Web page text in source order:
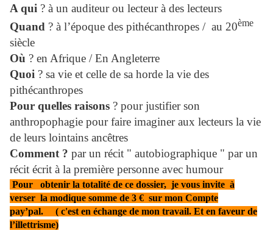
A qui ? à un auditeur ou lecteur à des lecteurs
Quand ? à l’époque des pithécanthropes / au 20ème
siècle
Où ? en Afrique / En Angleterre
Quoi ? sa vie et celle de sa horde la vie des
pithécanthropes
Pour quelles raisons ? pour justifier son
anthropophagie pour faire imaginer aux lecteurs la vie
de leurs lointains ancêtres
Comment ? par un récit " autobiographique " par un
récit écrit à la première personne avec humour
Pour obtenir la totalité de ce dossier, je vous invite à
verser la modique somme de 3 € sur mon Compte
pay’pal. ( c'est en échange de mon travail. Et en faveur de
l’illettrisme)